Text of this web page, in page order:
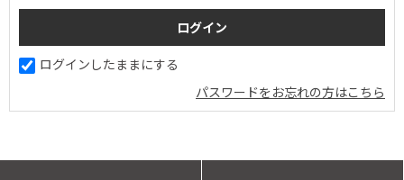
ログインしたままにする
パスワードをお忘れの方はこちら